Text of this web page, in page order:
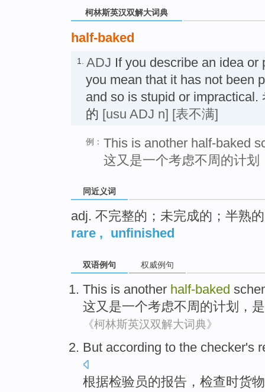
柯林斯英汉双解大词典
half-baked
1. ADJ If you describe an idea
you mean that it has not been
and so is stupid or
的 [usu ADJ n] [表不满]
例： This is another half-baked
这又是一个考虑不周的计划
同近义词
adj. 不完整的；未完成的；半熟的
rare , unfinished
双语例句 权威例句
This is another half-baked
这又是一个考虑不周的计划 ，是
《柯林斯英汉双解大词典》
But according to the checker's
根据检验员的报告 ，检查时货物